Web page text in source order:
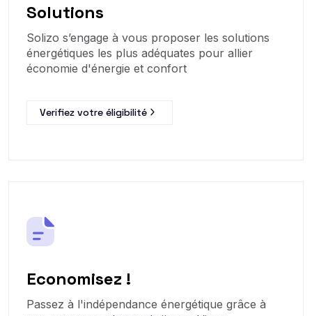
Solutions
Solizo s’engage à vous proposer les solutions
énergétiques les plus adéquates pour allier
économie d'énergie et confort
Verifiez votre éligibilité
Economisez !
Passez à l'indépendance énergétique grâce à